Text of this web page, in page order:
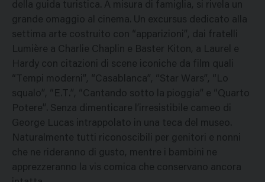
della guida turistica. A misura di famiglia, si rivela un
grande omaggio al cinema. Un excursus dedicato alla
settima arte costruito con “apparizioni”, dai fratelli
Lumière a Charlie Chaplin e Baster Kiton, a Laurel e
Hardy con citazioni di scene iconiche da film quali
“Tempi moderni”, “Casablanca”, “Star Wars”, “Lo
squalo”, “E.T.”, “Cantando sotto la pioggia” e “Quarto
Potere”. Senza dimenticare l’irresistibile cameo di
George Lucas intrappolato in una teca del museo.
Naturalmente tutti riconoscibili per genitori e nonni
che ne rideranno di gusto, mentre i bambini ne
apprezzeranno la vis comica che conservano ancora